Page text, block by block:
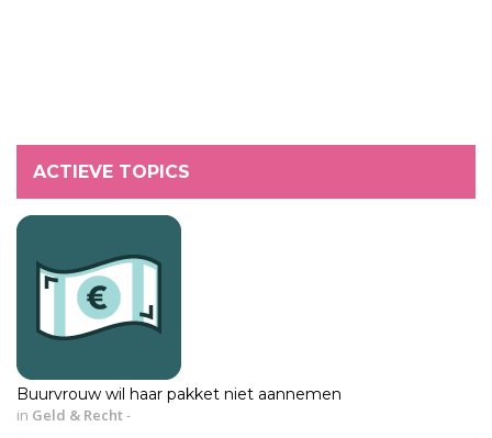
ACTIEVE TOPICS
Buurvrouw wil haar pakket niet aannemen
in Geld & Recht-